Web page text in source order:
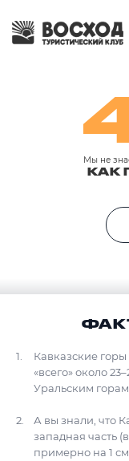
Мы не
КАК
Кавказские
«всего» около
Уральским
А вы знали, что
западная часть
примерно на 1